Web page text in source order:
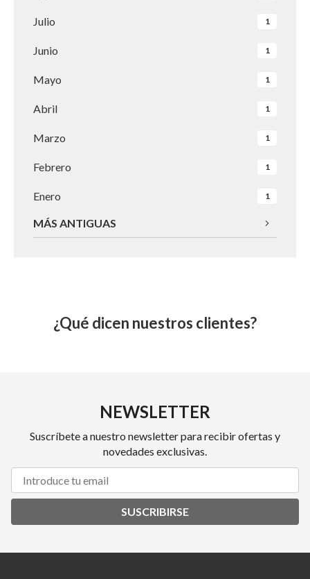
Julio 1
Junio 1
Mayo 1
Abril 1
Marzo 1
Febrero 1
Enero 1
MÁS ANTIGUAS
¿Qué dicen nuestros clientes?
NEWSLETTER
Suscríbete a nuestro newsletter para recibir ofertas y
novedades exclusivas.
SUSCRIBIRSE